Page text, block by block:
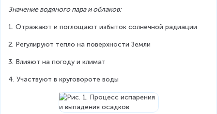
Значение водяного пара и облаков:
1. Отражают и поглощают избыток солнечной радиации
2. Регулируют тепло на поверхности Земли
3. Влияют на погоду и климат
4. Участвуют в круговороте воды